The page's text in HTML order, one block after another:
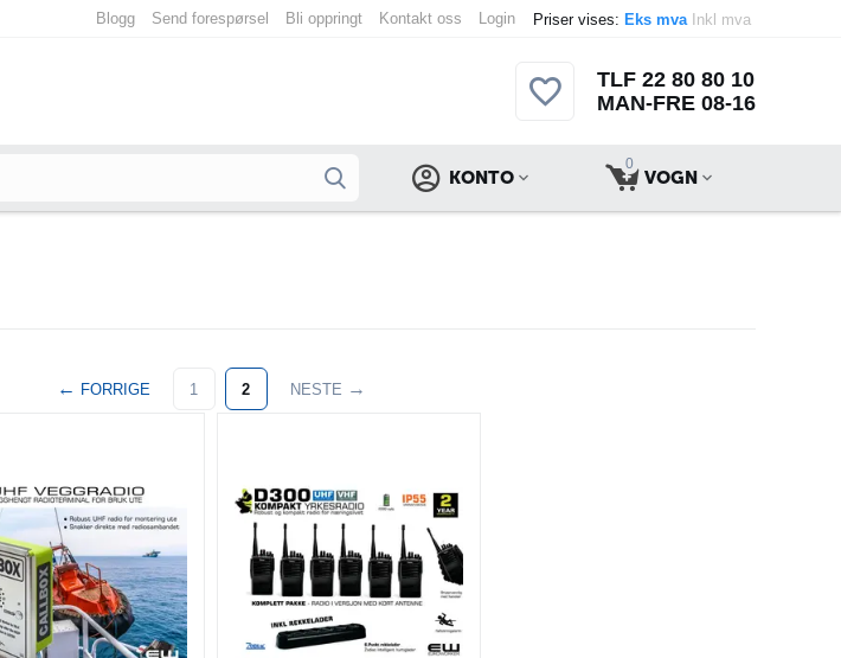
Priser vises: Eks mva Inkl mva
Blogg Send forespørsel Bli oppringt Kontakt oss Login
TLF 22 80 80 10
MAN-FRE 08-16
0
VOGN
KONTO
FORRIGE 1 2 NESTE